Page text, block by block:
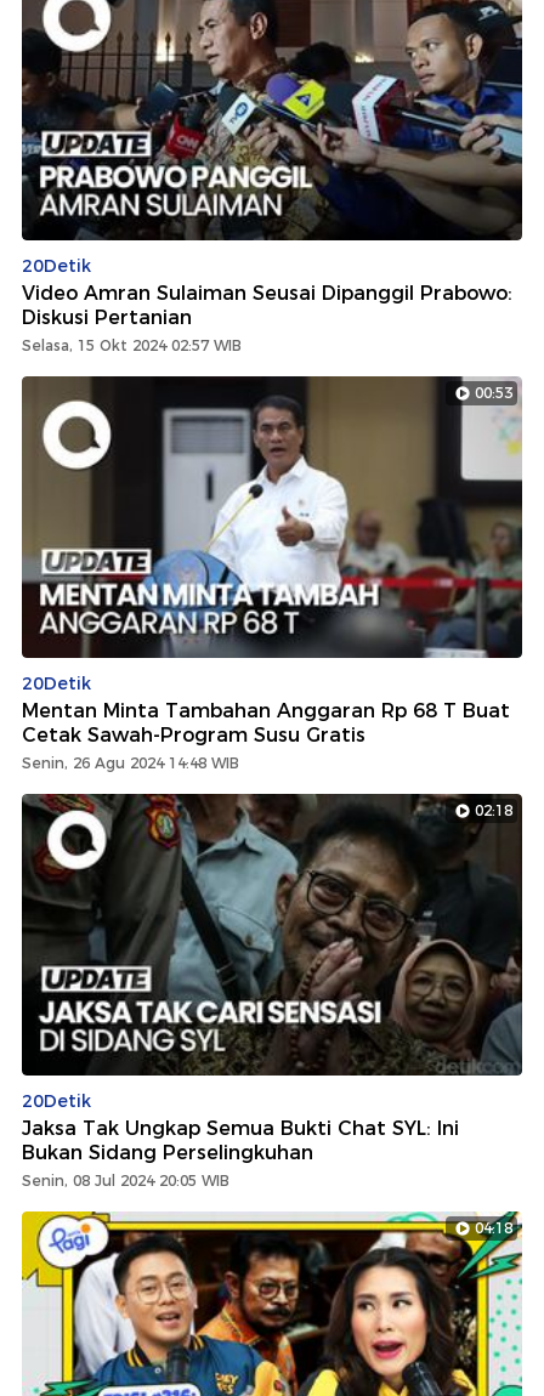
20Detik
Video Amran Sulaiman Seusai Dipanggil Prabowo:
Diskusi Pertanian
Selasa, 15 Okt 2024 02:57 WIB
00:53
20Detik
Mentan Minta Tambahan Anggaran Rp 68 T Buat
Cetak Sawah-Program Susu Gratis
Senin, 26 Agu 2024 14:48 WIB
02:18
20Detik
Jaksa Tak Ungkap Semua Bukti Chat SYL: Ini
Bukan Sidang Perselingkuhan
Senin, 08 Jul 2024 20:05 WIB
04:18